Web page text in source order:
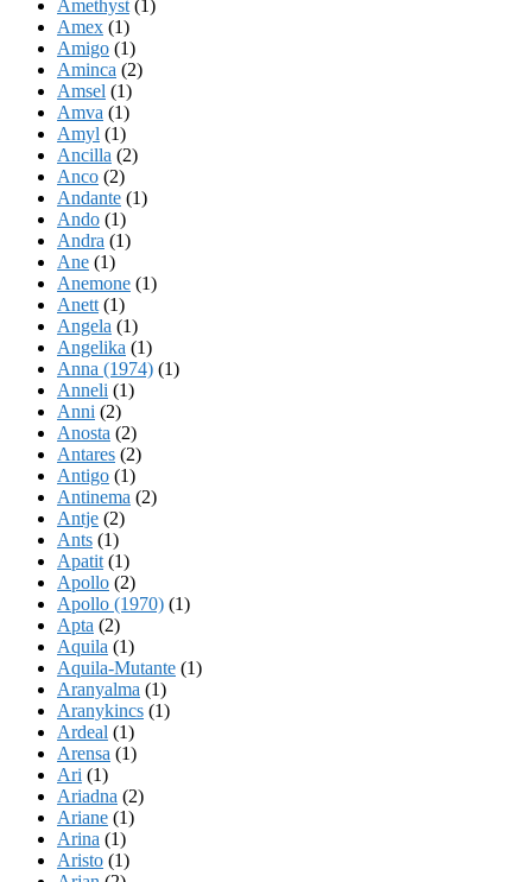
Amethyst (1)
Amex (1)
Amigo (1)
Aminca (2)
Amsel (1)
Amva (1)
Amyl (1)
Ancilla (2)
Anco (2)
Andante (1)
Ando (1)
Andra (1)
Ane (1)
Anemone (1)
Anett (1)
Angela (1)
Angelika (1)
Anna (1974) (1)
Anneli (1)
Anni (2)
Anosta (2)
Antares (2)
Antigo (1)
Antinema (2)
Antje (2)
Ants (1)
Apatit (1)
Apollo (2)
Apollo (1970) (1)
Apta (2)
Aquila (1)
Aquila-Mutante (1)
Aranyalma (1)
Aranykincs (1)
Ardeal (1)
Arensa (1)
Ari (1)
Ariadna (2)
Ariane (1)
Arina (1)
Aristo (1)